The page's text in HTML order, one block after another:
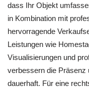
dass Ihr Objekt
in Kombination mit
hervorragende
Leistungen wie
Visualisierungen und
verbessern die Präsenz
dauerhaft. Für eine